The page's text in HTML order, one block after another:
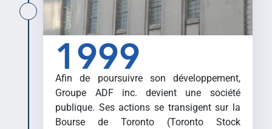
1999
Afin de poursuivre son développement,
Groupe ADF inc. devient une société
publique. Ses actions se transigent sur la
Bourse de Toronto (Toronto Stock